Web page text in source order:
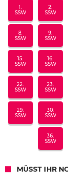
1.
SSW
2.
SSW
8.
SSW
9.
SSW
15.
SSW
16.
SSW
22.
SSW
23.
SSW
29.
SSW
30.
SSW
36.
SSW
MÜSST IHR